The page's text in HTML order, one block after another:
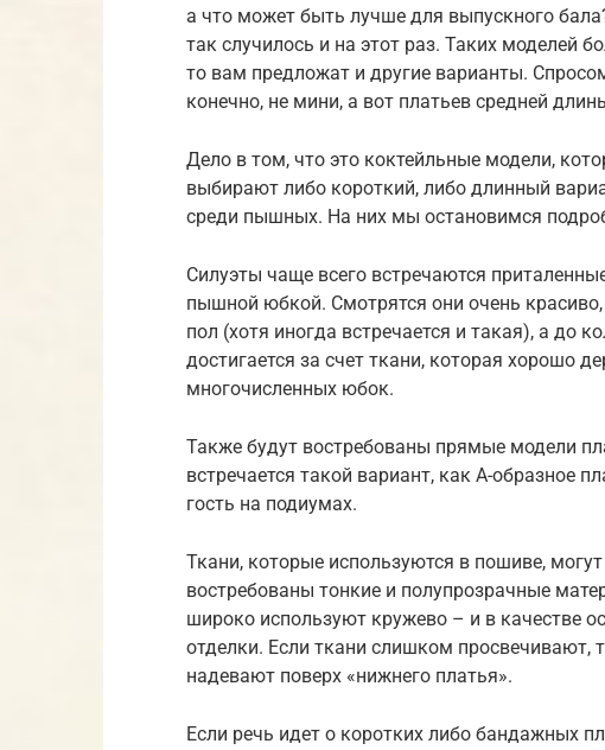
а что может быть лучше для выпускного
так случилось и на этот раз. Таких моделей
то вам предложат и другие варианты.
конечно, не мини, а вот платьев средней
Дело в том, что это коктейльные модели,
выбирают либо короткий, либо длинный
среди пышных. На них мы остановимся
Силуэты чаще всего встречаются
пышной юбкой. Смотрятся они очень
пол (хотя иногда встречается и такая), а до
достигается за счет ткани, которая хорошо
многочисленных юбок.
Также будут востребованы прямые модели
встречается такой вариант, как А-образное
гость на подиумах.
Ткани, которые используются в пошиве,
востребованы тонкие и полупрозрачные
широко используют кружево – и в качестве
отделки. Если ткани слишком просвечивают,
надевают поверх «нижнего платья».
Если речь идет о коротких либо бандажных